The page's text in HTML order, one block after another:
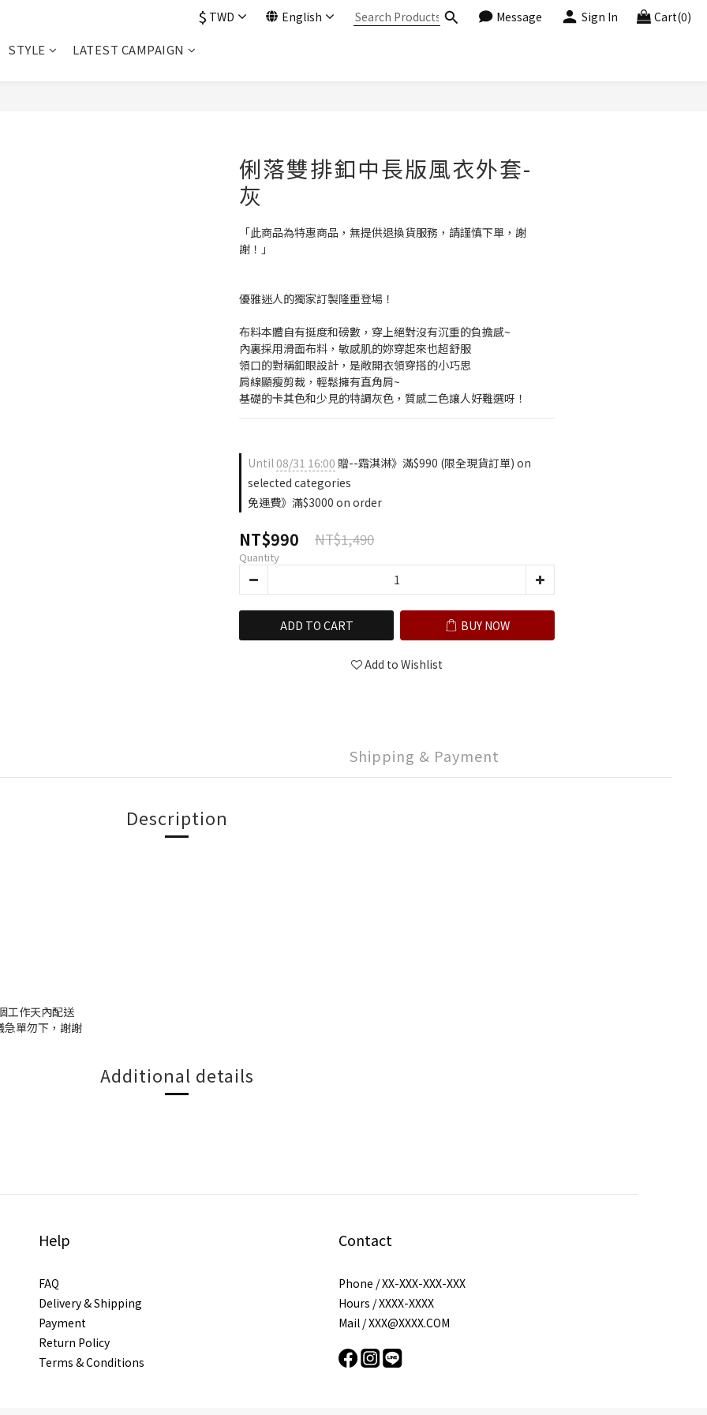
$ TWD English Message Sign In Cart(0)
STYLE LATEST CAMPAIGN
俐落雙排釦中長版風衣外套-
灰
「此商品為特惠商品，無提供退換貨服務，請謹慎下單，謝
謝！」
優雅迷人的獨家訂製隆重登場！
布料本體自有挺度和磅數，穿上絕對沒有沉重的負擔感~
內裏採用滑面布料，敏感肌的妳穿起來也超舒服
領口的對稱釦眼設計，是敞開衣領穿搭的小巧思
肩線顯瘦剪裁，輕鬆擁有直角肩~
基礎的卡其色和少見的特調灰色，質感二色讓人好難選呀！
Until08/31 16:00 贈--霜淇淋》滿$990 (限全現貨訂單) on
selected categories
免運費》滿$3000 on order
NT$990 NT$1,490
Quantity
ADD TO CART BUY NOW
Add to Wishlist
Shipping & Payment
Description
工作天內配送
急單勿下，謝謝
Additional details
Help
FAQ
Delivery & Shipping
Payment
Return Policy
Terms & Conditions
Contact
Phone / XX-XXX-XXX-XXX
Hours / XXXX-XXXX
Mail / XXX@XXXX.COM